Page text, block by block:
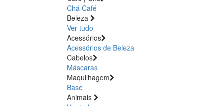
Chá Café
Beleza
Ver tudo
Acessórios
Acessórios de Beleza
Cabelos
Máscaras
Maquilhagem
Base
Animais